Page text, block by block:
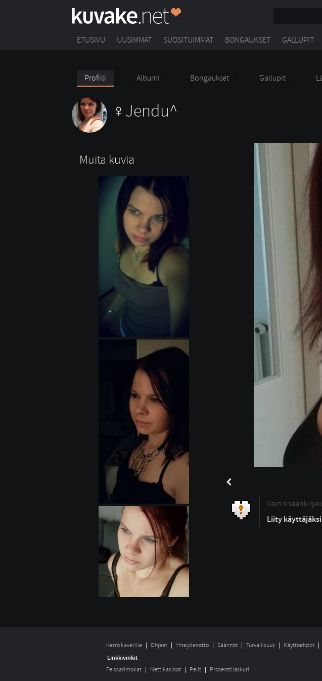
ETUSIVU UUSIMMAT SUOSITUIMMAT BONGAUKSET GALLUPIT
Profiili Albumi Bongaukset Gallupit
Jendu^
Muita kuvia
Vain
Liity
Kerro kaverille Ohjeet Yhteydenotto Säännöt Turvallisuus Käyttöehdot
Linkkivinkit
Feissarimokat Nettikasinot Pelit Prosenttilaskuri